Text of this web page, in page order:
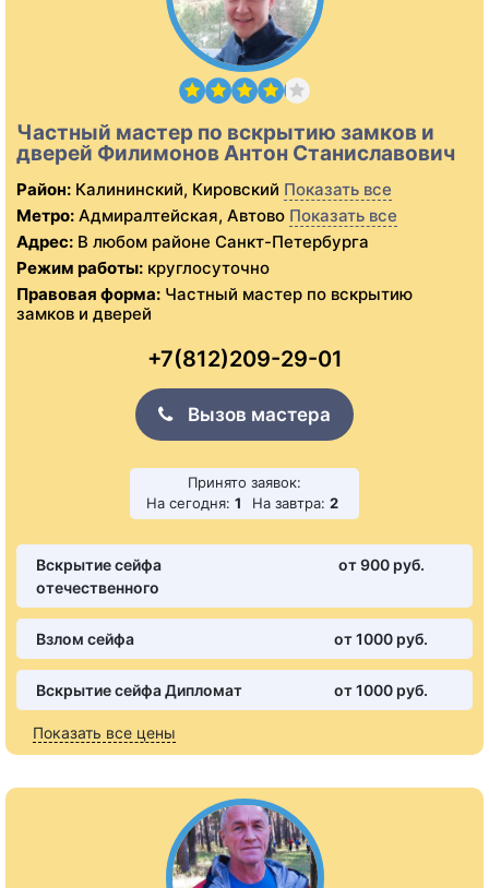
Частный мастер по вскрытию замков и
дверей Филимонов Антон Станиславович
Район: Калининский, Кировский Показать все
Метро: Адмиралтейская, Автово Показать все
Адрес: В любом районе Санкт-Петербурга
Режим работы: круглосуточно
Правовая форма: Частный мастер по вскрытию
замков и дверей
+7(812)209-29-01
Вызов мастера
Принято заявок:
На сегодня: 1 На завтра: 2
Вскрытие сейфа
отечественного
от 900 pуб.
Взлом сейфа от 1000 pуб.
Вскрытие сейфа Дипломат от 1000 pуб.
Показать все цены